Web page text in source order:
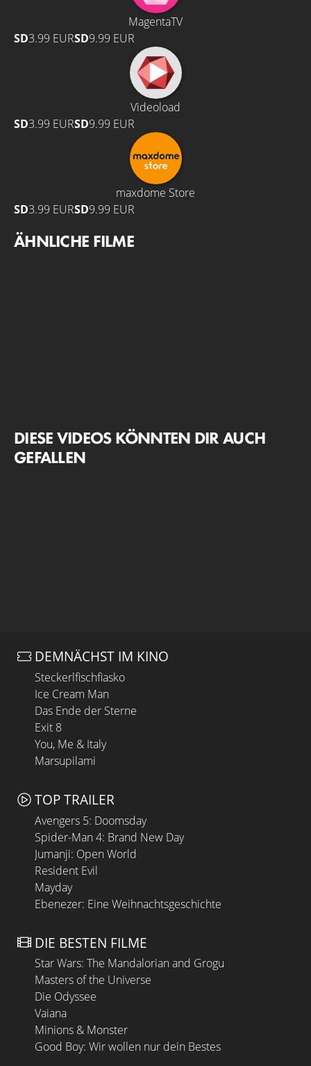
MagentaTV
SD3.99 EURSD9.99 EUR
Videoload
SD3.99 EURSD9.99 EUR
maxdome Store
SD3.99 EURSD9.99 EUR
ÄHNLICHE FILME
DIESE VIDEOS KÖNNTEN DIR AUCH
GEFALLEN
DEMNÄCHST IM KINO
Steckerlfischfiasko
Ice Cream Man
Das Ende der Sterne
Exit 8
You, Me & Italy
Marsupilami
TOP TRAILER
Avengers 5: Doomsday
Spider-Man 4: Brand New Day
Jumanji: Open World
Resident Evil
Mayday
Ebenezer: Eine Weihnachtsgeschichte
DIE BESTEN FILME
Star Wars: The Mandalorian and Grogu
Masters of the Universe
Die Odyssee
Vaiana
Minions & Monster
Good Boy: Wir wollen nur dein Bestes